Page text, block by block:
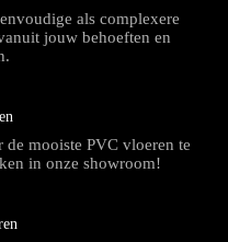
als complexere
jouw behoeften en
mooiste PVC vloeren te
in onze showroom!